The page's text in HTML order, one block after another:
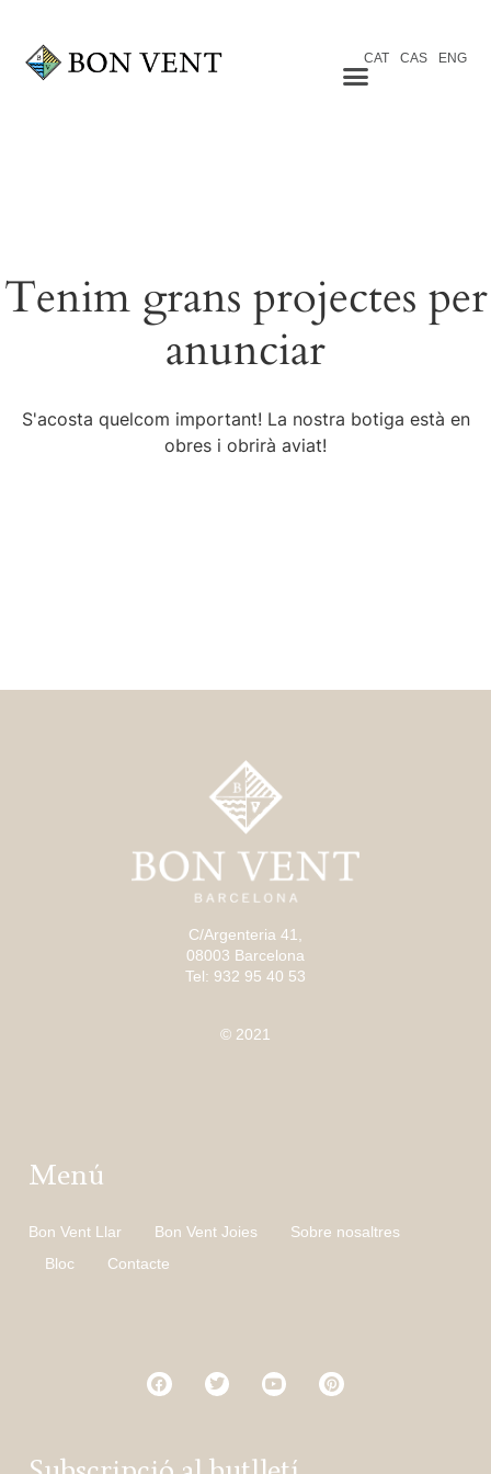
CAT CAS ENG
Tenim grans projectes per
anunciar
S'acosta quelcom important! La nostra botiga està en
obres i obrirà aviat!
C/Argenteria 41,
08003 Barcelona
Tel: 932 95 40 53
© 2021
Menú
Bon Vent Llar Bon Vent Joies
Sobre nosaltres
Bloc
Contacte